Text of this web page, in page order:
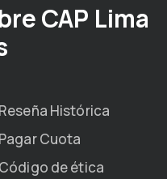
CAP Lima
Reseña Histórica
Pagar Cuota
Código de ética